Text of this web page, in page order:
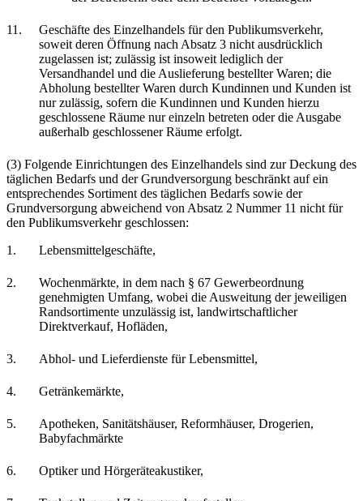
11.
Geschäfte des Einzelhandels für den Publikumsverkehr,
soweit deren Öffnung nach Absatz 3 nicht ausdrücklich
zugelassen ist; zulässig ist insoweit lediglich der
Versandhandel und die Auslieferung bestellter Waren; die
Abholung bestellter Waren durch Kundinnen und Kunden ist
nur zulässig, sofern die Kundinnen und Kunden hierzu
geschlossene Räume nur einzeln betreten oder die Ausgabe
außerhalb geschlossener Räume erfolgt.
(3) Folgende Einrichtungen des Einzelhandels sind zur Deckung des
täglichen Bedarfs und der Grundversorgung beschränkt auf ein
entsprechendes Sortiment des täglichen Bedarfs sowie der
Grundversorgung abweichend von Absatz 2 Nummer 11 nicht für
den Publikumsverkehr geschlossen:
1.
Lebensmittelgeschäfte,
2.
Wochenmärkte, in dem nach § 67 Gewerbeordnung
genehmigten Umfang, wobei die Ausweitung der jeweiligen
Randsortimente unzulässig ist, landwirtschaftlicher
Direktverkauf, Hofläden,
3. Abhol- und Lieferdienste für Lebensmittel,
4. Getränkemärkte,
5.
Apotheken, Sanitätshäuser, Reformhäuser, Drogerien,
Babyfachmärkte
6. Optiker und Hörgeräteakustiker,